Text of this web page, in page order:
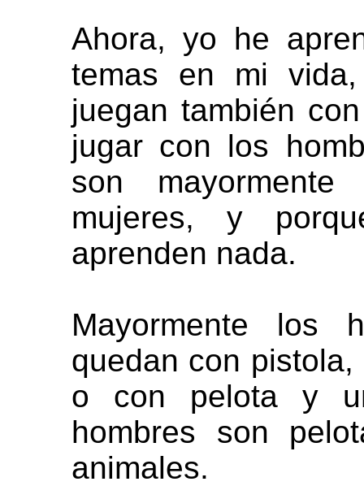
Ahora, yo he
temas en mi
juegan también
jugar con los
son
mujeres, y
aprenden nada.
Mayormente los
quedan con
o con pelota y
hombres son
animales.